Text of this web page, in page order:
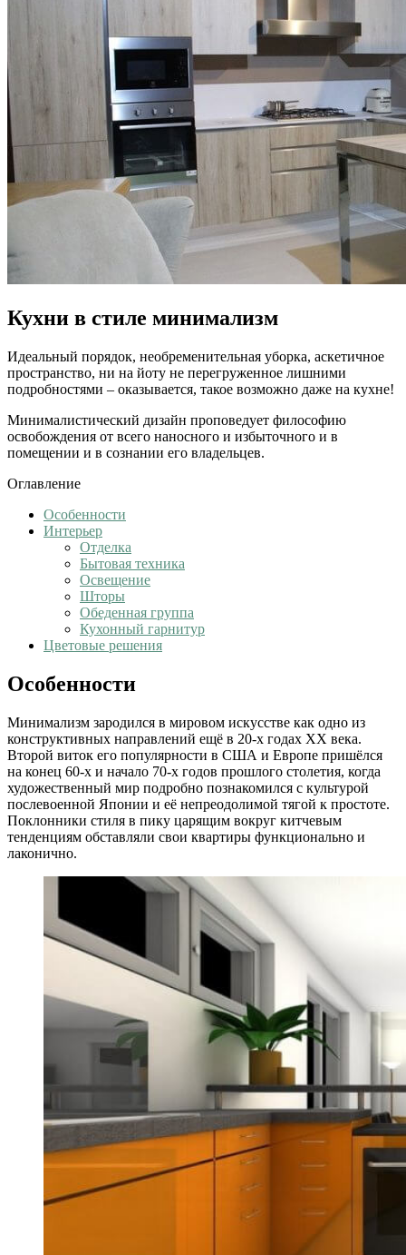
Кухни в стиле минимализм
Идеальный порядок, необременительная уборка, аскетичное
пространство, ни на йоту не перегруженное лишними
подробностями – оказывается, такое возможно даже на кухне!
Минималистический дизайн проповедует философию
освобождения от всего наносного и избыточного и в
помещении и в сознании его владельцев.
Оглавление
Особенности
Интерьер
Отделка
Бытовая техника
Освещение
Шторы
Обеденная группа
Кухонный гарнитур
Цветовые решения
Особенности
Минимализм зародился в мировом искусстве как одно из
конструктивных направлений ещё в 20-х годах ХХ века.
Второй виток его популярности в США и Европе пришёлся
на конец 60-х и начало 70-х годов прошлого столетия, когда
художественный мир подробно познакомился с культурой
послевоенной Японии и её непреодолимой тягой к простоте.
Поклонники стиля в пику царящим вокруг китчевым
тенденциям обставляли свои квартиры функционально и
лаконично.